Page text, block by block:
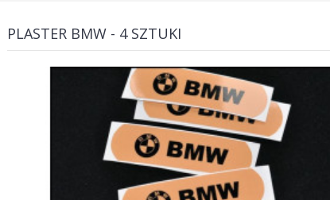
PLASTER BMW - 4 SZTUKI